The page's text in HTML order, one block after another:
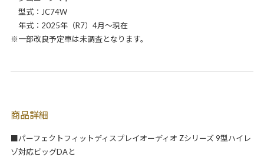
型式：JC74W
年式：2025年（R7）4月～現在
※一部改良予定車は未調査となります。
商品詳細
■パーフェクトフィットディスプレイオーディオ Zシリーズ 9型ハイレ
ゾ対応ビッグDAと